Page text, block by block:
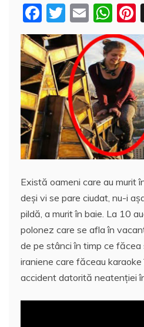
F
a
c
e
b
o
o
T
w
itt
er
E
m
ai
l
W
h
at
s
A
p
p
Există oameni care au murit
deşi vi se pare ciudat, nu-i
pildă, a murit în baie. La 10
polonez care se afla în
de pe stânci în timp ce făcea
iraniene care făceau
accident datorită neatenţiei